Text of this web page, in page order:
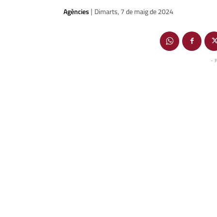
Agències | Dimarts, 7 de maig de 2024
-